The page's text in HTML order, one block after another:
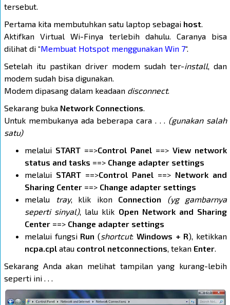
tersebut.
Pertama kita membutuhkan satu laptop sebagai host.
Aktifkan Virtual Wi-Finya terlebih dahulu. Caranya bisa
dilihat di “Membuat Hotspot menggunakan Win 7“.
Setelah itu pastikan driver modem sudah ter-install, dan
modem sudah bisa digunakan.
Modem dipasang dalam keadaan disconnect.
Sekarang buka Network Connections.
Untuk membukanya ada beberapa cara . . . (gunakan salah
satu)
melalui START ==>Control Panel ==> View network
status and tasks ==> Change adapter settings
melalui START ==>Control Panel ==> Network and
Sharing Center ==> Change adapter settings
melalu
tray, klik ikon Connection
(yg gambarnya
seperti sinyal), lalu klik Open Network and Sharing
Center ==> Change adapter settings
melalui fungsi Run (shortcut: Windows + R), ketikkan
ncpa.cpl atau control netconnections, tekan Enter.
Sekarang Anda akan melihat tampilan yang kurang-lebih
seperti ini . . .